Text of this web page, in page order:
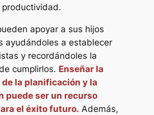
productividad.
apoyar a sus hijos
ayudándoles a establecer
y recordándoles la
cumplirlos. Enseñar la
la planificación y la
puede ser un recurso
el éxito futuro. Además,